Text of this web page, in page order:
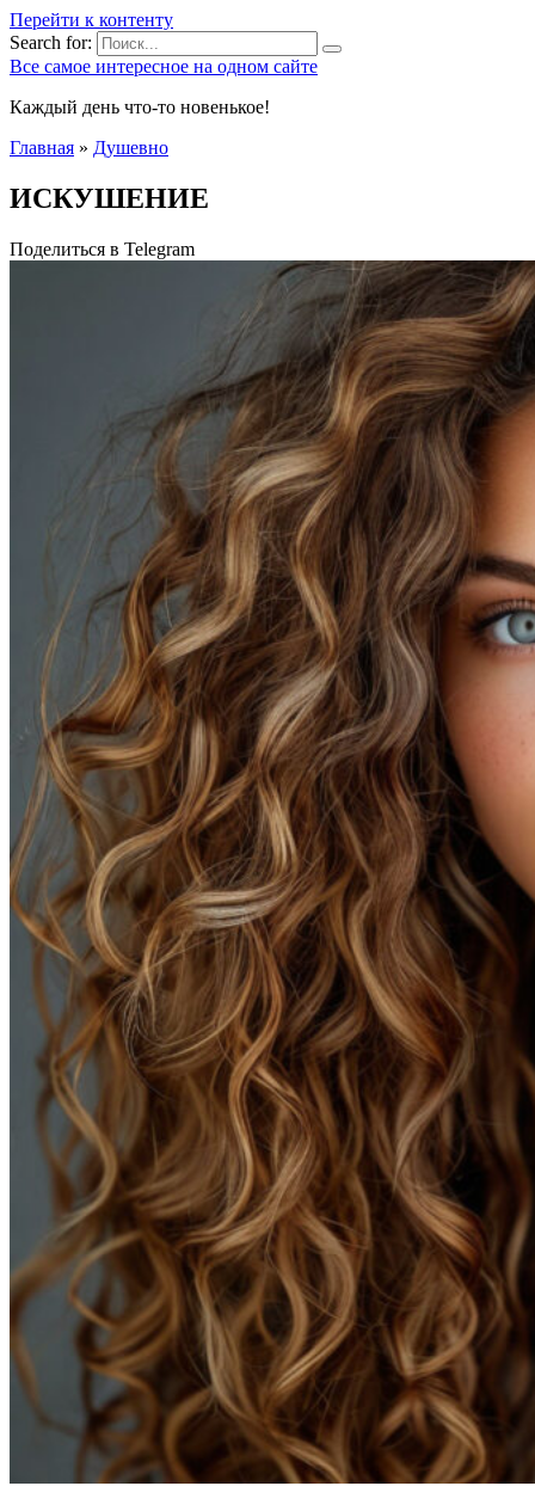
Перейти к контенту
Search for:
Все самое интересное на одном сайте
Каждый день что-то новенькое!
Главная » Душевно
ИСКУШЕНИЕ
Поделиться в Telegram